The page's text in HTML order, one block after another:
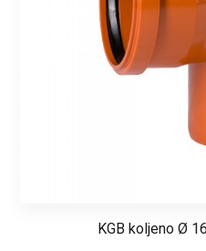
KGB koljeno Ø